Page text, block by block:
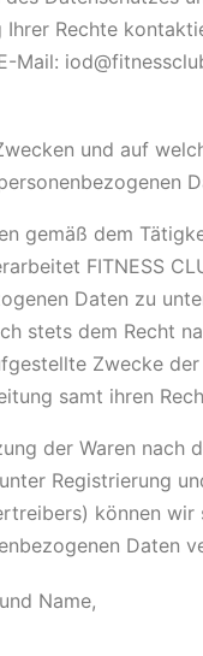
Ihrer Rechte
Mail:
und auf
gemäß dem
FITNESS
Daten zu
stets dem Recht
Zwecke der
samt ihren
der Waren nach
Registrierung
können wir
Daten
Name,